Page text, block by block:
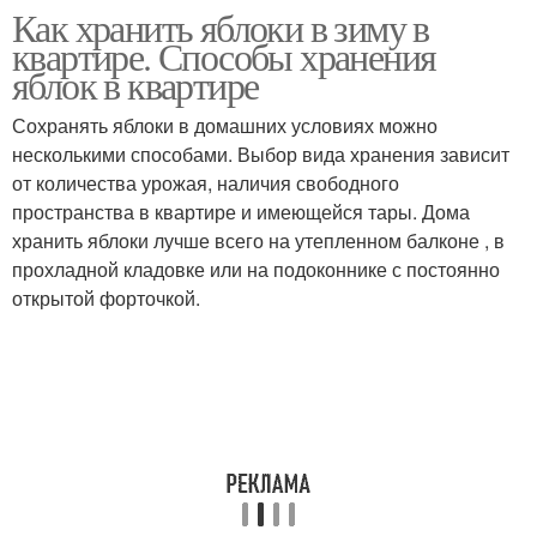
Как хранить яблоки в зиму в
квартире. Способы хранения
яблок в квартире
Сохранять яблоки в домашних условиях можно
несколькими способами. Выбор вида хранения зависит
от количества урожая, наличия свободного
пространства в квартире и имеющейся тары. Дома
хранить яблоки лучше всего на утепленном балконе , в
прохладной кладовке или на подоконнике с постоянно
открытой форточкой.